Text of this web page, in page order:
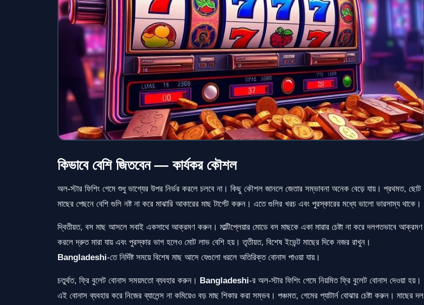
কিভাবে বেশি জিতবেন — কার্যকর কৌশল
অল-স্টার ফিশিং গেমে শুধু ভাগ্যের উপর নির্ভর করলে চলবে না। কিছু কৌশল জানলে জেতার সম্ভাবনা অনেক বেড়ে যায়। প্রথমত, ছোট
মাছের পেছনে বেশি গুলি নষ্ট না করে মাঝারি আকারের মাছ টার্গেট করুন। এতে গুলির খরচ এবং পুরস্কারের মধ্যে ভালো ভারসাম্য থাকে।
দ্বিতীয়ত, বস মাছ আসলে সবাই একসাথে আক্রমণ করুন। মাল্টিপ্লেয়ার মোডে বস মাছকে একা মারার চেষ্টা না করে দলগতভাবে আক্রমণ
করলে দ্রুত মারা যায় এবং পুরস্কার ভাগ হলেও মোট লাভ বেশি হয়। তৃতীয়ত, বিশেষ ইভেন্ট মাছের দিকে নজর রাখুন।
Bangladeshi-তে নির্দিষ্ট সময়ে বিশেষ মাছ আসে যেগুলো ধরলে অতিরিক্ত বোনাস পাওয়া যায়।
চতুর্থত, ফ্রি বুলেট বোনাস সময়মতো ব্যবহার করুন। Bangladeshi-র অল-স্টার ফিশিং গেমে নিয়মিত ফ্রি বুলেট বোনাস দেওয়া হয়।
এই বোনাস ব্যবহার করে নিজের ব্যালেন্স না কমিয়েও বড় মাছ শিকার করা সম্ভব। পঞ্চমত, গেমের প্যাটার্ন বোঝার চেষ্টা করুন। মাছের দল